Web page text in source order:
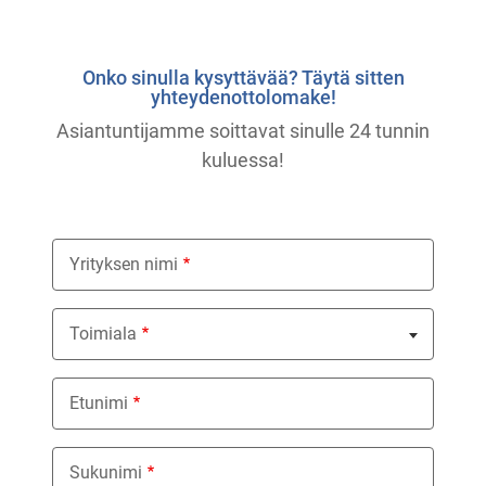
Onko sinulla kysyttävää? Täytä sitten
yhteydenottolomake!
Asiantuntijamme soittavat sinulle 24 tunnin
kuluessa!
Yrityksen nimi
Toimiala
Nothing selected
Etunimi
Sukunimi